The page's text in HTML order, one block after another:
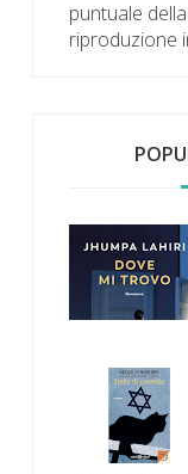
puntuale
riproduzione